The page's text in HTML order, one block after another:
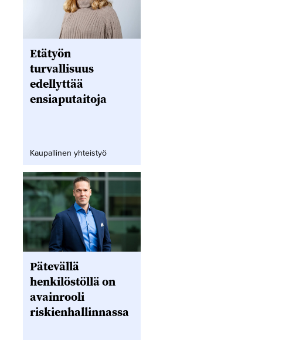
Etätyön
turvallisuus
edellyttää
ensiaputaitoja
Kaupallinen yhteistyö
Pätevällä
henkilöstöllä on
avainrooli
riskienhallinnassa